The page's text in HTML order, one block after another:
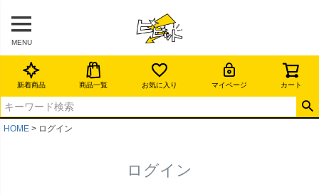
MENU
新着商品 商品一覧 お気に入り マイページ カート
HOME ログイン
ログイン